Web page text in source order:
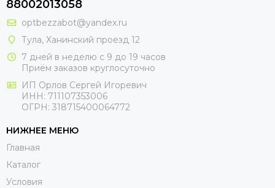
88002013058
optbezzabot@yandex.ru
Тула, Ханинский проезд 12
7 дней в неделю с 9 до 19 часов
Приём заказов круглосуточно
ИП Орлов Сергей Игоревич
ИНН: 711107353006
ОГРН: 318715400064772
НИЖНЕЕ МЕНЮ
Главная
Каталог
Условия